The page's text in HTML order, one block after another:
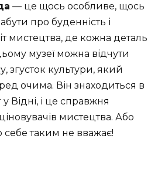
— це щось особливе, щось
про буденність і
мистецтва, де кожна деталь
музеї можна відчути
згусток культури, який
очима. Він знаходиться в
Відні, і це справжня
мистецтва. Або
себе таким не вважає!